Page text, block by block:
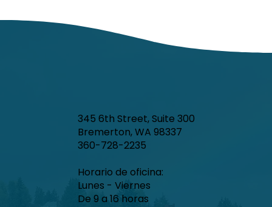
345 6th Street, Suite 300
Bremerton, WA 98337
360-728-2235
Horario de oficina:
Lunes - Viernes
De 9 a 16 horas